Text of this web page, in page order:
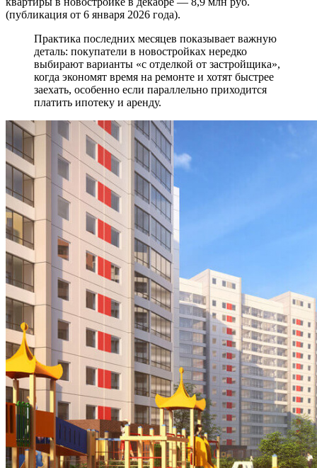
(публикация от 6 января 2026 года).
Практика последних месяцев показывает важную
деталь: покупатели в новостройках нередко
выбирают варианты «с отделкой от застройщика»,
когда экономят время на ремонте и хотят быстрее
заехать, особенно если параллельно приходится
платить ипотеку и аренду.